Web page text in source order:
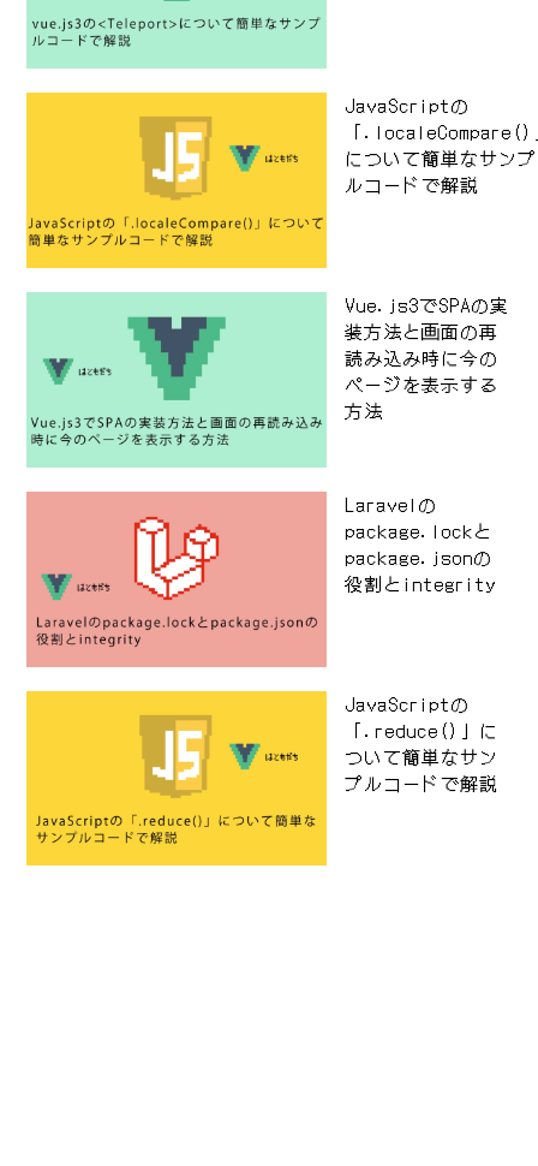
JavaScriptの
「.localeCompare()
について簡単なサンプ
ルコードで解説
Vue.js3でSPAの実
装方法と画面の再
読み込み時に今の
ページを表示する
方法
Laravelの
package.lockと
package.jsonの
役割とintegrity
JavaScriptの
「.reduce()」に
ついて簡単なサン
プルコードで解説